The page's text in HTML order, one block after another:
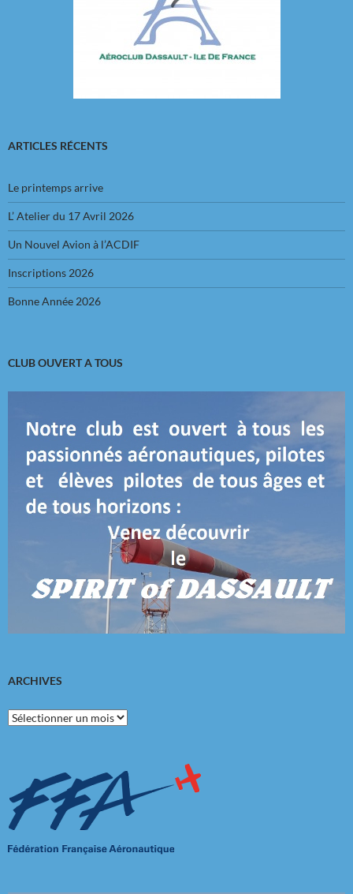
ARTICLES RÉCENTS
Le printemps arrive
L’ Atelier du 17 Avril 2026
Un Nouvel Avion à l’ACDIF
Inscriptions 2026
Bonne Année 2026
CLUB OUVERT A TOUS
ARCHIVES
Archives